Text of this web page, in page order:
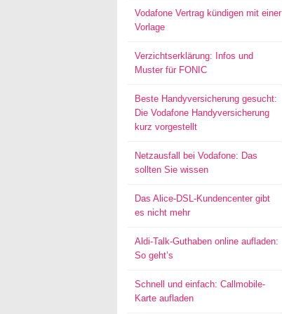
Vodafone Vertrag kündigen mit einer
Vorlage
Verzichtserklärung: Infos und
Muster für FONIC
Beste Handyversicherung gesucht:
Die Vodafone Handyversicherung
kurz vorgestellt
Netzausfall bei Vodafone: Das
sollten Sie wissen
Das Alice-DSL-Kundencenter gibt
es nicht mehr
Aldi-Talk-Guthaben online aufladen:
So geht’s
Schnell und einfach: Callmobile-
Karte aufladen